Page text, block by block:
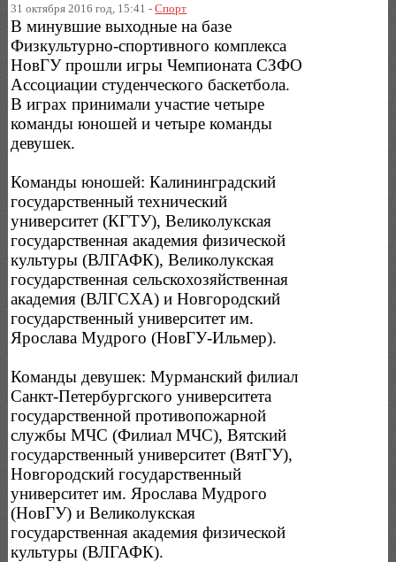
31 октября 2016 год, 15:41 -Спорт
В минувшие выходные на базе
Физкультурно-спортивного комплекса
НовГУ прошли игры Чемпионата СЗФО
Ассоциации студенческого баскетбола.
В играх принимали участие четыре
команды юношей и четыре команды
девушек.
Команды юношей: Калининградский
государственный технический
университет (КГТУ), Великолукская
государственная академия физической
культуры (ВЛГАФК), Великолукская
государственная сельскохозяйственная
академия (ВЛГСХА) и Новгородский
государственный университет им.
Ярослава Мудрого (НовГУ-Ильмер).
Команды девушек: Мурманский филиал
Санкт-Петербургского университета
государственной противопожарной
службы МЧС (Филиал МЧС), Вятский
государственный университет (ВятГУ),
Новгородский государственный
университет им. Ярослава Мудрого
(НовГУ) и Великолукская
государственная академия физической
культуры (ВЛГАФК).